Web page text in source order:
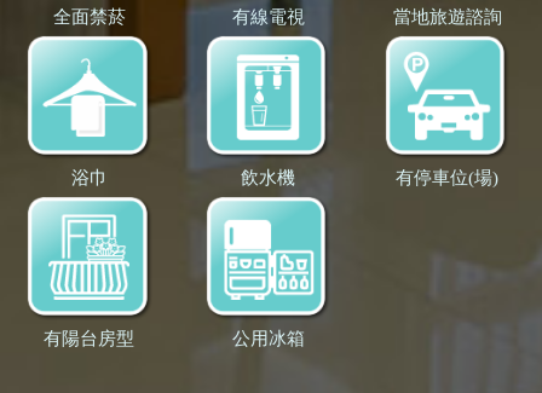
全面禁菸 有線電視 當地旅遊諮詢
浴巾 飲水機 有停車位(場)
有陽台房型 公用冰箱